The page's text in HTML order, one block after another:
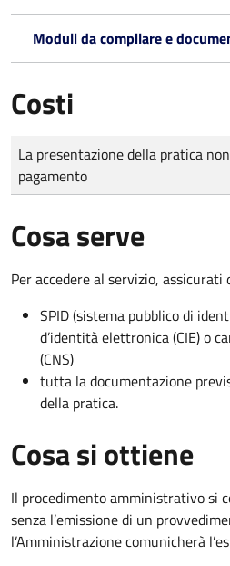
Moduli da compilare e
Costi
Tipo di pagamento
Importo
La presentazione della pratica
pagamento
Cosa serve
Per accedere al servizio, assicurati
SPID (sistema pubblico di
d’identità elettronica (CIE) o
(CNS)
tutta la documentazione
della pratica.
Cosa si ottiene
Il procedimento amministrativo si
senza l’emissione di un
l’Amministrazione comunicherà